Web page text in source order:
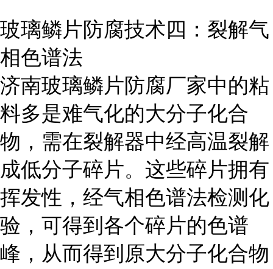
玻璃鳞片防腐技术四：裂解气
相色谱法
济南玻璃鳞片防腐厂家中的粘
料多是难气化的大分子化合
物，需在裂解器中经高温裂解
成低分子碎片。这些碎片拥有
挥发性，经气相色谱法检测化
验，可得到各个碎片的色谱
峰，从而得到原大分子化合物